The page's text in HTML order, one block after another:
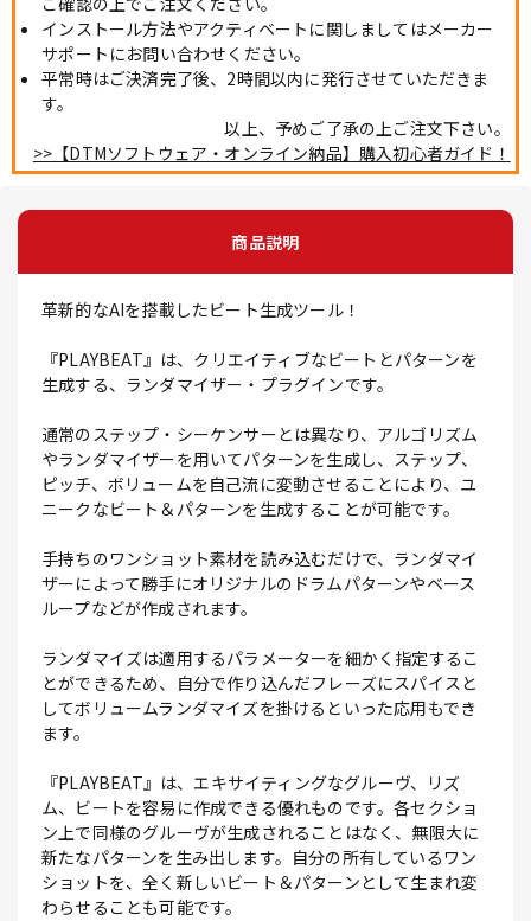
インストール方法やアクティベートに関しましてはメーカー
サポートにお問い合わせください。
平常時はご決済完了後、2時間以内に発行させていただきま
す。
以上、予めご了承の上ご注文下さい。
>>【DTMソフトウェア・オンライン納品】購入初心者ガイド！
商品説明
革新的なAIを搭載したビート生成ツール！
『PLAYBEAT』は、クリエイティブなビートとパターンを
生成する、ランダマイザー・プラグインです。
通常のステップ・シーケンサーとは異なり、アルゴリズム
やランダマイザーを用いてパターンを生成し、ステップ、
ピッチ、ボリュームを自己流に変動させることにより、ユ
ニークなビート＆パターンを生成することが可能です。
手持ちのワンショット素材を読み込むだけで、ランダマイ
ザーによって勝手にオリジナルのドラムパターンやベース
ループなどが作成されます。
ランダマイズは適用するパラメーターを細かく指定するこ
とができるため、自分で作り込んだフレーズにスパイスと
してボリュームランダマイズを掛けるといった応用もでき
ます。
『PLAYBEAT』は、エキサイティングなグルーヴ、リズ
ム、ビートを容易に作成できる優れものです。各セクショ
ン上で同様のグルーヴが生成されることはなく、無限大に
新たなパターンを生み出します。自分の所有しているワン
ショットを、全く新しいビート＆パターンとして生まれ変
わらせることも可能です。